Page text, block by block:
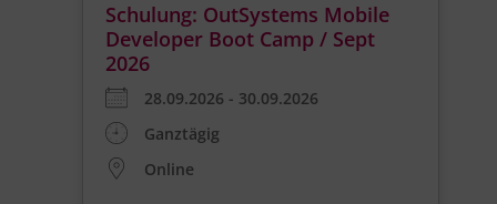
Schulung: OutSystems Mobile
Developer Boot Camp / Sept
2026
28.09.2026 - 30.09.2026
Ganztägig
Online